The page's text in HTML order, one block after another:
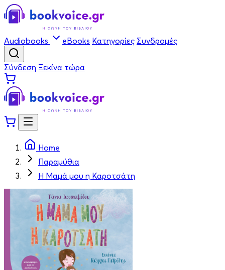
Audiobooks eBooks Κατηγορίες Συνδρομές
Σύνδεση Ξεκίνα τώρα
Home
Παραμύθια
Η Μαμά μου η Καροτσάτη